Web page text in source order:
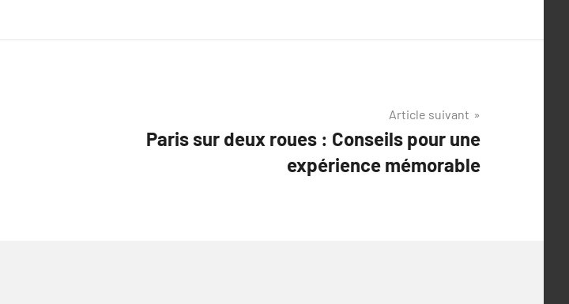
Article suivant
Paris sur deux roues : Conseils pour une
expérience mémorable